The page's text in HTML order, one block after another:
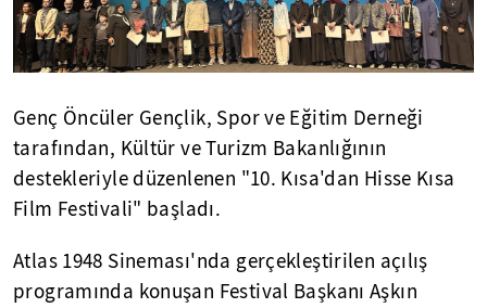
Genç Öncüler Gençlik, Spor ve Eğitim Derneği
tarafından, Kültür ve Turizm Bakanlığının
destekleriyle düzenlenen "10. Kısa'dan Hisse Kısa
Film Festivali" başladı.
Atlas 1948 Sineması'nda gerçekleştirilen açılış
programında konuşan Festival Başkanı Aşkın